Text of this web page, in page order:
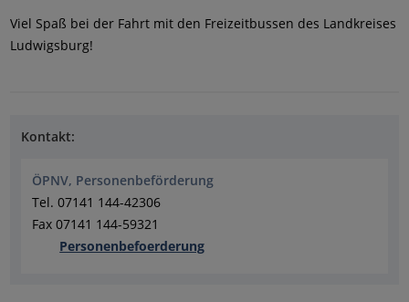
Viel Spaß bei der Fahrt mit den Freizeitbussen des Landkreises
Ludwigsburg!
Kontakt:
ÖPNV, Personenbeförderung
Tel. 07141 144-42306
Fax 07141 144-59321
Personenbefoerderung